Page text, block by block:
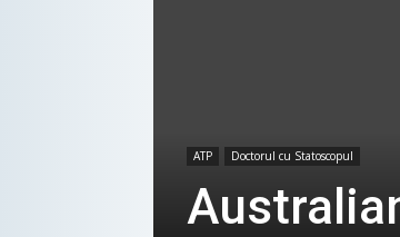
ATP Doctorul cu Statoscopul